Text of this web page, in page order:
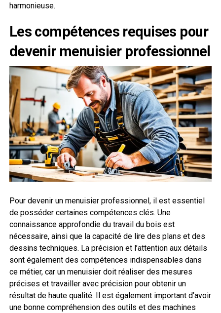
harmonieuse.
Les compétences requises pour
devenir menuisier professionnel
Pour devenir un menuisier professionnel, il est essentiel
de posséder certaines compétences clés. Une
connaissance approfondie du travail du bois est
nécessaire, ainsi que la capacité de lire des plans et des
dessins techniques. La précision et l’attention aux détails
sont également des compétences indispensables dans
ce métier, car un menuisier doit réaliser des mesures
précises et travailler avec précision pour obtenir un
résultat de haute qualité. Il est également important d’avoir
une bonne compréhension des outils et des machines